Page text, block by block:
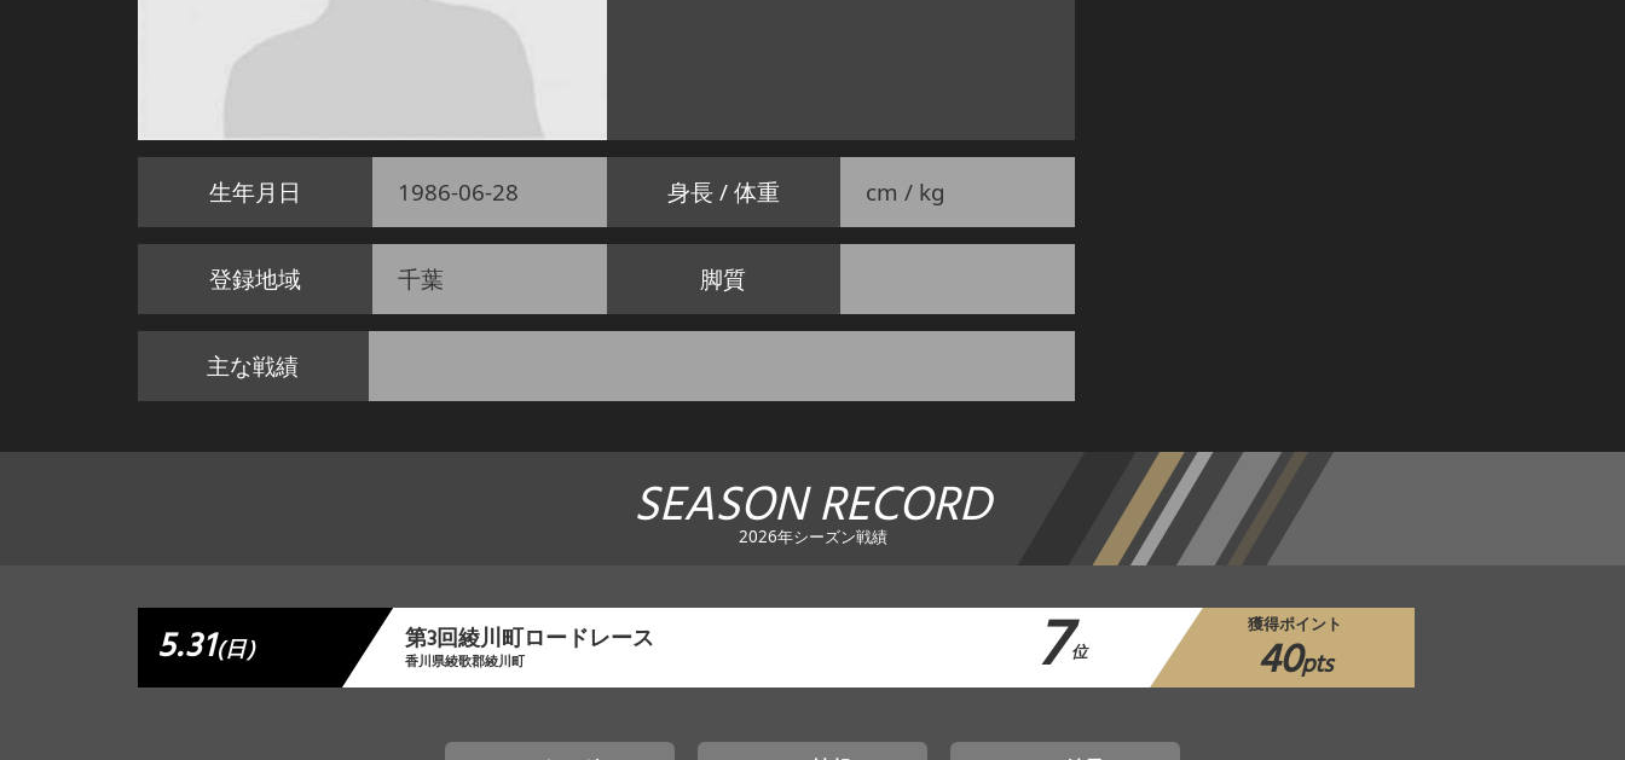
生年月日 1986-06-28 身長 / 体重 cm / kg
登録地域 千葉 脚質
主な戦績
SEASON RECORD
2026年シーズン戦績
5.31(日) 第3回綾川町ロードレース
香川県綾歌郡綾川町 7 位
獲得ポイント
40pts